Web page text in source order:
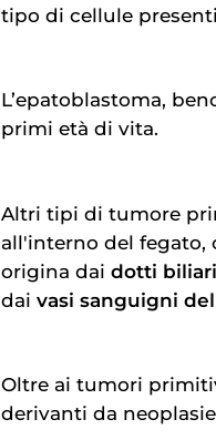
tipo di cellule
L’epatoblastoma,
primi età di vita.
Altri tipi di tumore
all'interno del fegato,
origina dai dotti
dai vasi sanguigni
Oltre ai tumori
derivanti da